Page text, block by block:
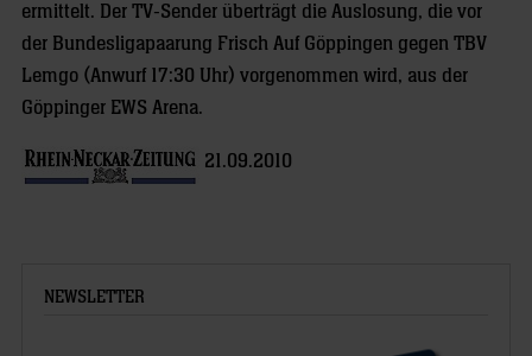
ermittelt. Der TV-Sender überträgt die Auslosung, die vor
der Bundesligapaarung Frisch Auf Göppingen gegen TBV
Lemgo (Anwurf 17:30 Uhr) vorgenommen wird, aus der
Göppinger EWS Arena.
21.09.2010
NEWSLETTER